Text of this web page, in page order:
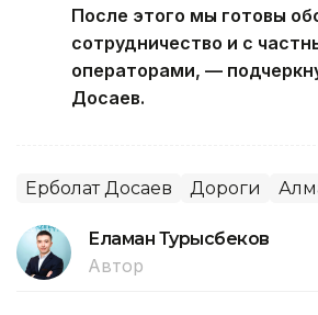
После этого мы готовы
сотрудничество и с
операторами, —
Досаев.
Ерболат Досаев Дороги
Еламан Турысбеков
Автор